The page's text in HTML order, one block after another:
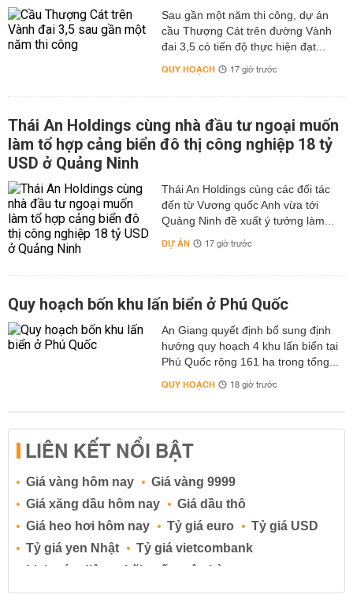
Sau gần một năm thi công, dự án
cầu Thượng Cát trên đường Vành
đai 3,5 có tiến độ thực hiện đạt...
QUY HOẠCH 17 giờ trước
Thái An Holdings cùng nhà đầu tư ngoại muốn
làm tổ hợp cảng biển đô thị công nghiệp 18 tỷ
USD ở Quảng Ninh
Thái An Holdings cùng các đối tác
đến từ Vương quốc Anh vừa tới
Quảng Ninh đề xuất ý tưởng làm...
DỰ ÁN 17 giờ trước
Quy hoạch bốn khu lấn biển ở Phú Quốc
An Giang quyết định bổ sung định
hướng quy hoạch 4 khu lấn biển tại
Phú Quốc rộng 161 ha trong tổng...
QUY HOẠCH 18 giờ trước
LIÊN KẾT NỔI BẬT
Giá vàng hôm nay
Giá vàng 9999
Giá xăng dầu hôm nay
Giá dầu thô
Giá heo hơi hôm nay
Tỷ giá euro
Tỷ giá USD
Tỷ giá yen Nhật
Tỷ giá vietcombank
Lịch cúp điện
Lãi suất ngân hàng
Lãi suất tiết kiệm
Lãi suất tiền gửi